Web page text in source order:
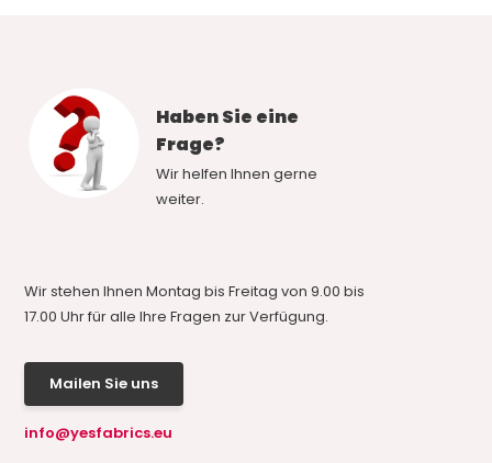
Haben Sie eine
Frage?
Wir helfen Ihnen gerne
weiter.
Wir stehen Ihnen Montag bis Freitag von 9.00 bis
17.00 Uhr für alle Ihre Fragen zur Verfügung.
Mailen Sie uns
info@yesfabrics.eu